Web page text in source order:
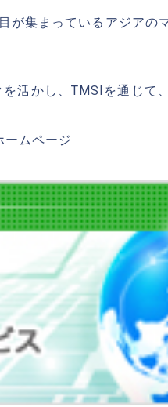
集まっているアジアの
活かし、TMSIを通じて
ムページ